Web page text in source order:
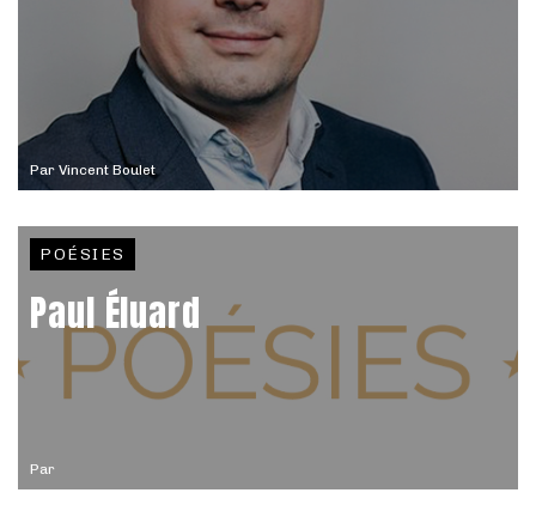
Par Vincent Boulet
Par
POÉSIES
Paul Éluard